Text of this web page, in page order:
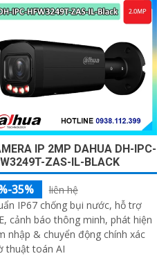
IP 2MP DAHUA DH-IPC-
ZAS-IL-BLACK
35%
liên hệ
IP67 chống bụi nước, hỗ trợ
cảnh báo thông minh, phát hiện
nhập & chuyển động chính xác
thuật toán AI